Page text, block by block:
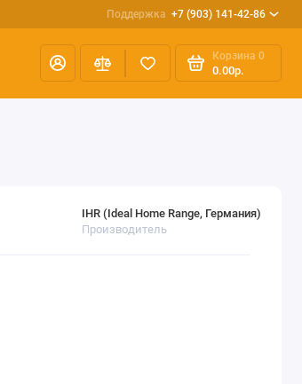
Поддержка +7 (903) 141-42-86
Корзина 0
0.00р.
IHR (Ideal Home Range, Германия)
Производитель